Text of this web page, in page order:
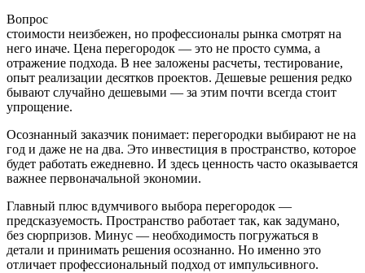
Вопрос
стоимости неизбежен, но профессионалы рынка смотрят на
него иначе. Цена перегородок — это не просто сумма, а
отражение подхода. В нее заложены расчеты, тестирование,
опыт реализации десятков проектов. Дешевые решения редко
бывают случайно дешевыми — за этим почти всегда стоит
упрощение.
Осознанный заказчик понимает: перегородки выбирают не на
год и даже не на два. Это инвестиция в пространство, которое
будет работать ежедневно. И здесь ценность часто оказывается
важнее первоначальной экономии.
Главный плюс вдумчивого выбора перегородок —
предсказуемость. Пространство работает так, как задумано,
без сюрпризов. Минус — необходимость погружаться в
детали и принимать решения осознанно. Но именно это
отличает профессиональный подход от импульсивного.